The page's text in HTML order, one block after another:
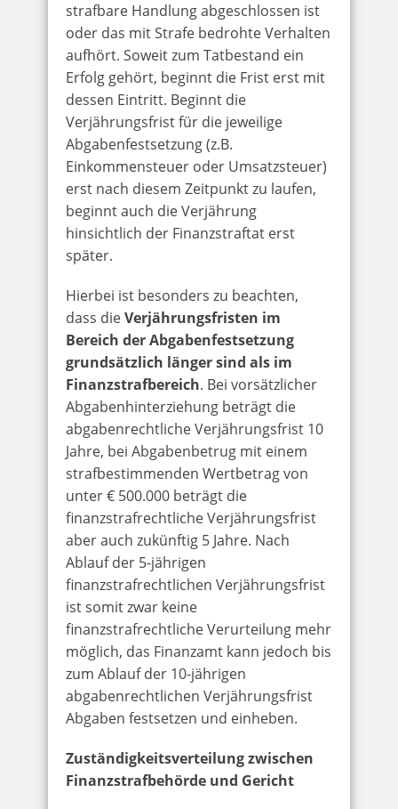
strafbare Handlung abgeschlossen ist
oder das mit Strafe bedrohte Verhalten
aufhört. Soweit zum Tatbestand ein
Erfolg gehört, beginnt die Frist erst mit
dessen Eintritt. Beginnt die
Verjährungsfrist für die jeweilige
Abgabenfestsetzung (z.B.
Einkommensteuer oder Umsatzsteuer)
erst nach diesem Zeitpunkt zu laufen,
beginnt auch die Verjährung
hinsichtlich der Finanzstraftat erst
später.
Hierbei ist besonders zu beachten,
dass dieVerjährungsfristen im
Bereich der Abgabenfestsetzung
grundsätzlich länger sind als im
Finanzstrafbereich. Bei vorsätzlicher
Abgabenhinterziehung beträgt die
abgabenrechtliche Verjährungsfrist 10
Jahre, bei Abgabenbetrug mit einem
strafbestimmenden Wertbetrag von
unter € 500.000 beträgt die
finanzstrafrechtliche Verjährungsfrist
aber auch zukünftig 5 Jahre. Nach
Ablauf der 5-jährigen
finanzstrafrechtlichen Verjährungsfrist
ist somit zwar keine
finanzstrafrechtliche Verurteilung mehr
möglich, das Finanzamt kann jedoch bis
zum Ablauf der 10-jährigen
abgabenrechtlichen Verjährungsfrist
Abgaben festsetzen und einheben.
Zuständigkeitsverteilung zwischen
Finanzstrafbehörde und Gericht